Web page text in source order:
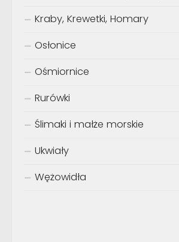
Kraby, Krewetki, Homary
Osłonice
Ośmiornice
Rurówki
Ślimaki i małże morskie
Ukwiały
Wężowidła